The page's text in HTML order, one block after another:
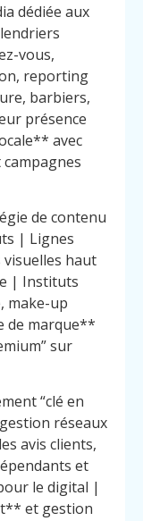
dédiée aux
vous,
reporting
barbiers,
présence
avec
de contenu
| Lignes
haut
| Instituts
make-up
de marque**
sur
“clé en
réseaux
avis clients,
et
le digital |
et gestion